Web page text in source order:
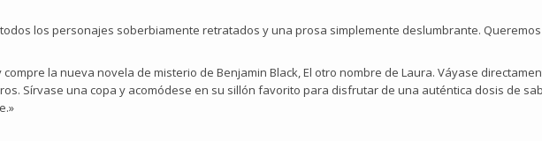
los personajes soberbiamente retratados y una prosa simplemente deslumbrante. Queremos
la nueva novela de misterio de Benjamin Black, El otro nombre de Laura. Váyase
Sírvase una copa y acomódese en su sillón favorito para disfrutar de una auténtica dosis de